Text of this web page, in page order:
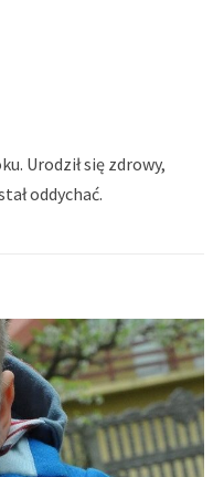
Urodził się zdrowy,
oddychać.